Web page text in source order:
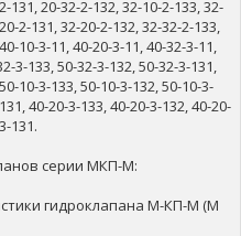
131, 20-32-2-132, 32-10-2-133, 32-
2-131, 32-20-2-132, 32-32-2-133,
10-3-11, 40-20-3-11, 40-32-3-11,
3-133, 50-32-3-132, 50-32-3-131,
10-3-133, 50-10-3-132, 50-10-3-
40-20-3-133, 40-20-3-132, 40-20-
131.
серии МКП-М:
гидроклапана М-КП-М (М